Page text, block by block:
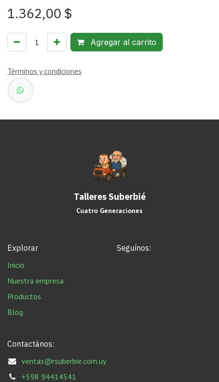
1.362,00 $
Agregar al carrito
Términos y condiciones
Talleres Suberbié
Cuatro Generaciones
Explorar
Inicio
Nuestra empresa
Productos
Blog
Contactános:
ventas@rsuberbie.com.uy
+598 94414541
Seguínos: